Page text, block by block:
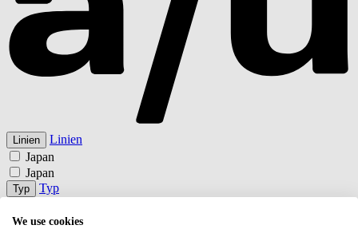
Linien
Linien
Japan
Japan
Typ
Typ
Henkeltaschen
We use cookies